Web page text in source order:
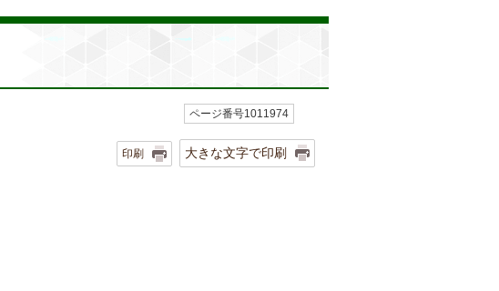
ページ番号1011974
印刷 大きな文字で印刷